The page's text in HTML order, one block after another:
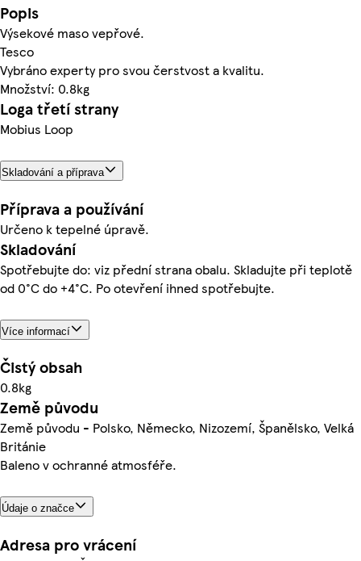
Popis
Výsekové maso vepřové.
Tesco
Vybráno experty pro svou čerstvost a kvalitu.
Množství: 0.8kg
Loga třetí strany
Mobius Loop
Skladování a příprava
Příprava a používání
Určeno k tepelné úpravě.
Skladování
Spotřebujte do: viz přední strana obalu. Skladujte při teplotě
od 0°C do +4°C. Po otevření ihned spotřebujte.
Více informací
Čistý obsah
0.8kg
Země původu
Země původu - Polsko, Německo, Nizozemí, Španělsko, Velká
Británie
Baleno v ochranné atmosféře.
Údaje o značce
Adresa pro vrácení